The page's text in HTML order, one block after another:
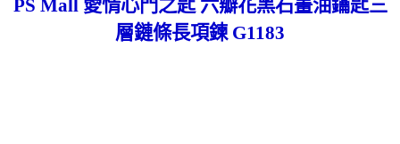
PS Mall 愛情心門之匙 六瓣花黑石畫油鑰匙三
層鏈條長項鍊 G1183